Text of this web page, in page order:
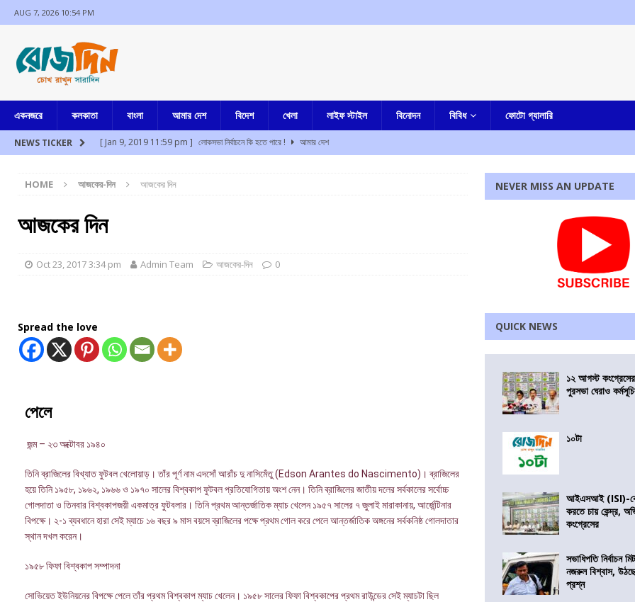
AUG 7, 2026 10:54 PM
একনজরে কলকাতা বাংলা আমার দেশ বিদেশ খেলা লাইফ স্টাইল বিনোদন বিবিধ ফোটো গ্যালারি
NEWS TICKER [ Jan 9, 2019 11:59 pm ] লোকসভা নির্বাচনে কি হতে পারে !
আমার দেশ
[ Aug 7, 2026 10:08 pm ]
[ Aug 7, 2026 9:29 pm ]
সল্টলেকে গেস্ট হাউস খুলে দেহব্যবসা চালানোর অভিযোগ, পুলিশের জালে ও্রাক্তন মন্ত্রী সুজিত বসু-ঘনিষ্ঠ সায়ন দে-সহ দুই
HOME আজকের-দিন আজকের দিন
আজকের দিন
Oct 23, 2017 3:34 pm Admin Team আজকের-দিন 0
Spread the love
পেলে
জন্ম – ২৩ অক্টোবর ১৯৪০
তিনি ব্রাজিলের বিখ্যাত ফুটবল খেলোয়াড়। তাঁর পূর্ণ নাম এদসোঁ আরাঁচ দু নাসিমেঁতু (Edson Arantes do Nascimento)। ব্রাজিলের
হয়ে তিনি ১৯৫৮, ১৯৬২, ১৯৬৬ ও ১৯৭০ সালের বিশ্বকাপ ফুটবল প্রতিযোগিতায় অংশ নেন। তিনি ব্রাজিলের জাতীয় দলের সর্বকালের সর্বোচ্চ
গোলদাতা ও তিনবার বিশ্বকাপজয়ী একমাত্র ফুটবলার। তিনি প্রথম আন্তর্জাতিক ম্যাচ খেলেন ১৯৫৭ সালের ৭ জুলাই মারাকানায়, আর্জেন্টিনার
বিপক্ষে। ২-১ ব্যবধানে হারা সেই ম্যাচে ১৬ বছর ৯ মাস বয়সে ব্রাজিলের পক্ষে প্রথম গোল করে পেলে আন্তর্জাতিক অঙ্গনের সর্বকনিষ্ঠ গোলদাতার
স্থান দখল করেন।
১৯৫৮ ফিফা বিশ্বকাপ সম্পাদনা
সোভিয়েত ইউনিয়নের বিপক্ষে পেলে তাঁর প্রথম বিশ্বকাপ ম্যাচ খেলেন। ১৯৫৮ সালের ফিফা বিশ্বকাপের প্রথম রাউন্ডের সেই ম্যাচটা ছিল
NEVER MISS AN UPDATE
QUICK NEWS
১২ আগস্ট
পুরসভা ঘেরাও
১০টা
আইএসআই (ISI)-
করতে চায় কেন্দ্র,
কংগ্রেসের
সভাধিপতি নির্বাচন
নজরুল বিশ্বাস,
প্রশ্ন